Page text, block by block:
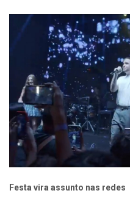
Festa vira assunto nas redes